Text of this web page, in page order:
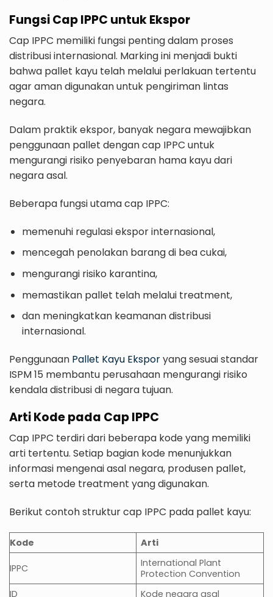
Fungsi Cap IPPC untuk Ekspor
Cap IPPC memiliki fungsi penting dalam proses
distribusi internasional. Marking ini menjadi bukti
bahwa pallet kayu telah melalui perlakuan tertentu
agar aman digunakan untuk pengiriman lintas
negara.
Dalam praktik ekspor, banyak negara mewajibkan
penggunaan pallet dengan cap IPPC untuk
mengurangi risiko penyebaran hama kayu dari
negara asal.
Beberapa fungsi utama cap IPPC:
memenuhi regulasi ekspor internasional,
mencegah penolakan barang di bea cukai,
mengurangi risiko karantina,
memastikan pallet telah melalui treatment,
dan meningkatkan keamanan distribusi
internasional.
Penggunaan Pallet Kayu Eksporyang sesuai standar
ISPM 15 membantu perusahaan mengurangi risiko
kendala distribusi di negara tujuan.
Arti Kode pada Cap IPPC
Cap IPPC terdiri dari beberapa kode yang memiliki
arti tertentu. Setiap bagian kode menunjukkan
informasi mengenai asal negara, produsen pallet,
serta metode treatment yang digunakan.
Berikut contoh struktur cap IPPC pada pallet kayu:
Kode Arti
IPPC
International Plant
Protection Convention
ID
Kode negara asal